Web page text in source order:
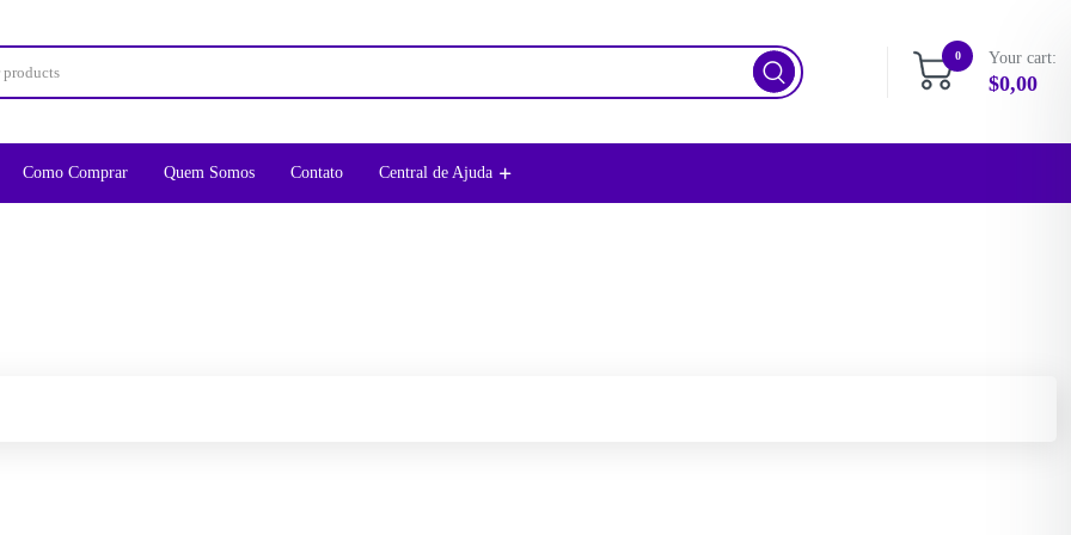
0 Your cart:
$0,00
Como Comprar Quem Somos Contato Central de Ajuda